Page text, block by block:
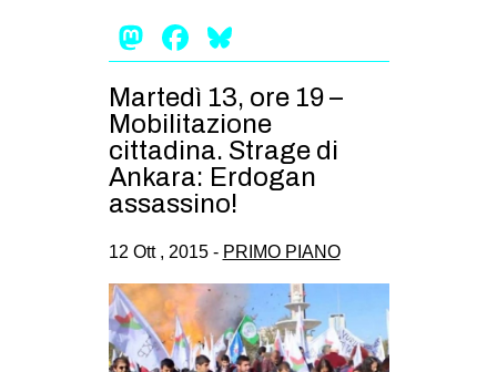
Mastodon
Facebook
Martedì 13, ore 19 –
Mobilitazione
cittadina. Strage di
Ankara: Erdogan
assassino!
12 Ott , 2015 - PRIMO PIANO